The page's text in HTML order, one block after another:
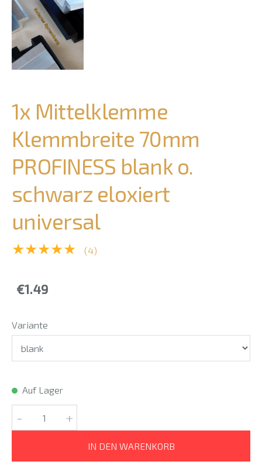
1x Mittelklemme
Klemmbreite 70mm
PROFINESS blank o.
schwarz eloxiert
universal
★★★★★ (4)
€1.49
Variante
Auf Lager
- +
IN DEN WARENKORB